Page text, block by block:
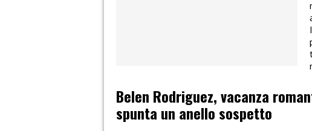
Belen Rodriguez, vacanza
spunta un anello sospetto